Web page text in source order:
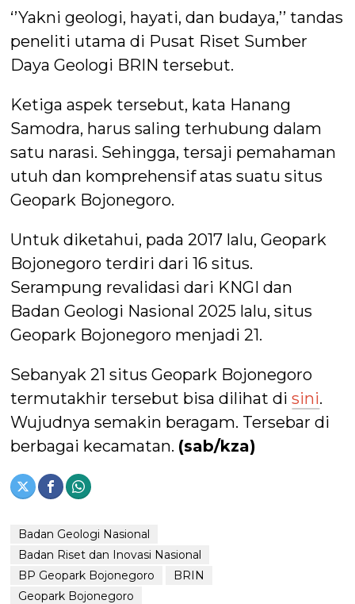
‘’Yakni geologi, hayati, dan budaya,’’ tandas
peneliti utama di Pusat Riset Sumber
Daya Geologi BRIN tersebut.
Ketiga aspek tersebut, kata Hanang
Samodra, harus saling terhubung dalam
satu narasi. Sehingga, tersaji pemahaman
utuh dan komprehensif atas suatu situs
Geopark Bojonegoro.
Untuk diketahui, pada 2017 lalu, Geopark
Bojonegoro terdiri dari 16 situs.
Serampung revalidasi dari KNGI dan
Badan Geologi Nasional 2025 lalu, situs
Geopark Bojonegoro menjadi 21.
Sebanyak 21 situs Geopark Bojonegoro
termutakhir tersebut bisa dilihat disini.
Wujudnya semakin beragam. Tersebar di
berbagai kecamatan. (sab/kza)
Badan Geologi Nasional
Badan Riset dan Inovasi Nasional
BP Geopark Bojonegoro
BRIN
Geopark Bojonegoro